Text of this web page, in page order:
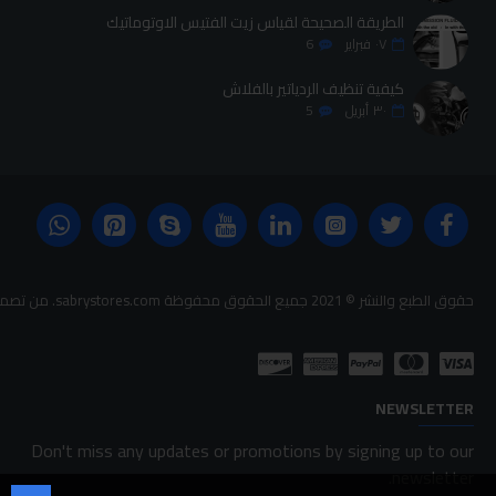
الطريقة الصحيحة لقياس زيت الفتيس الاوتوماتيك
٠٧ فبراير 6
كيفية تنظيف الردياتير بالفلاش
٣٠ أبريل 5
حقوق الطبع والنشر © 2021 جميع الحقوق محفوظة sabrystores.com. من تصميم-
NEWSLETTER
Don't miss any updates or promotions by signing up to our
newsletter.